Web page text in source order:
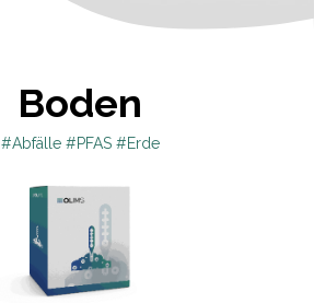
Boden​
#Abfälle #PFAS #Erde